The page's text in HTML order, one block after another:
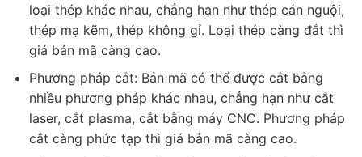
loại thép khác nhau, chẳng hạn như thép cán nguội,
thép mạ kẽm, thép không gỉ. Loại thép càng đắt thì
giá bản mã càng cao.
Phương pháp cắt: Bản mã có thể được cắt bằng
nhiều phương pháp khác nhau, chẳng hạn như cắt
laser, cắt plasma, cắt bằng máy CNC. Phương pháp
cắt càng phức tạp thì giá bản mã càng cao.